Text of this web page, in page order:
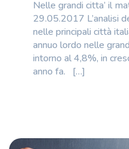
Nelle grandi citta’ il
29.05.2017 L’analisi
nelle principali città
annuo lordo nelle
intorno al 4,8%, in
anno fa. […]